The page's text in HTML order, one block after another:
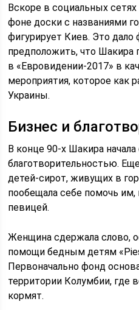
Вскоре в социальных
фоне доски с названиями
фигурирует Киев. Это дало
предположить, что Шакира
в «Евровидении-2017» в
мероприятия, которое как
Украины.
Бизнес и
В конце 90-х Шакира
благотворительностью.
детей-сирот, живущих в
пообещала себе помочь им,
певицей.
Женщина сдержала слово,
помощи бедным детям
Первоначально фонд
территории Колумбии, где
кормят.